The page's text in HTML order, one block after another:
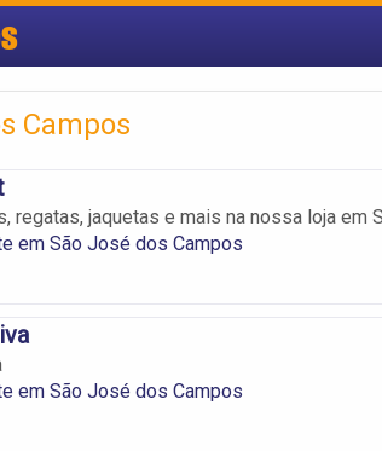
Campos
regatas, jaquetas e mais na nossa loja em
em São José dos Campos
em São José dos Campos